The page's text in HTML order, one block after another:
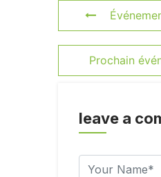
Prochain
leave a